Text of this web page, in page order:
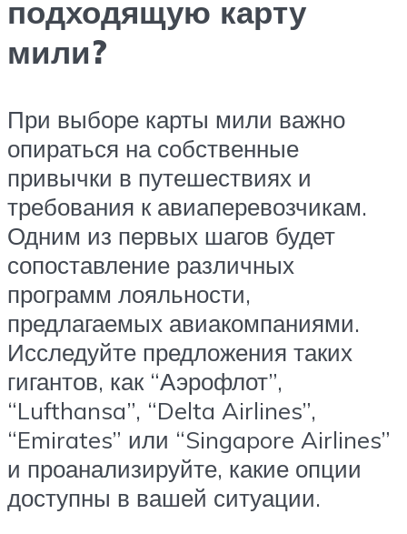
подходящую карту
мили?
При выборе карты мили важно
опираться на собственные
привычки в путешествиях и
требования к авиаперевозчикам.
Одним из первых шагов будет
сопоставление различных
программ лояльности,
предлагаемых авиакомпаниями.
Исследуйте предложения таких
гигантов, как “Аэрофлот”,
“Lufthansa”, “Delta Airlines”,
“Emirates” или “Singapore Airlines”
и проанализируйте, какие опции
доступны в вашей ситуации.